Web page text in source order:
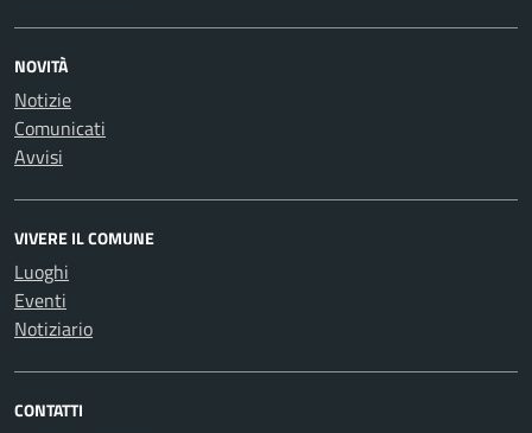
NOVITÀ
Notizie
Comunicati
Avvisi
VIVERE IL COMUNE
Luoghi
Eventi
Notiziario
CONTATTI